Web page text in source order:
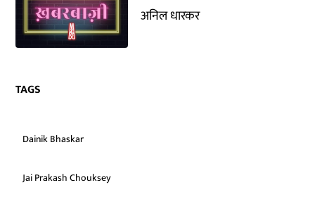
अनिल धारकर
TAGS
Dainik Bhaskar
Jai Prakash Chouksey